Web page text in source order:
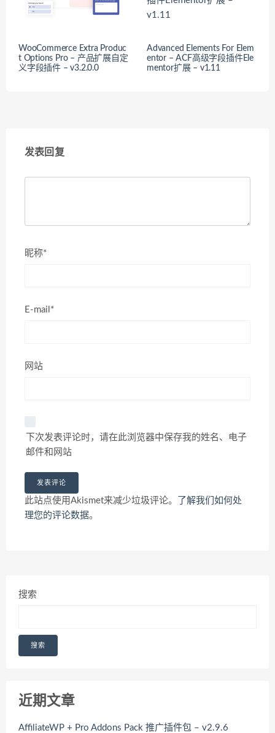
WooCommerce Extra Produc
t Options Pro – 产品扩展自定
义字段插件 – v3.2.0.0
Advanced Elements For Elem
entor – ACF高级字段插件Ele
mentor扩展 – v1.11
发表回复
昵称*
E-mail*
网站
下次发表评论时，请在此浏览器中保存我的姓名、电子
邮件和网站
此站点使用Akismet来减少垃圾评论。
了解我们如何处
理您的评论数据。
搜索
搜索
近期文章
AffiliateWP + Pro Addons Pack 推广插件包 – v2.9.6